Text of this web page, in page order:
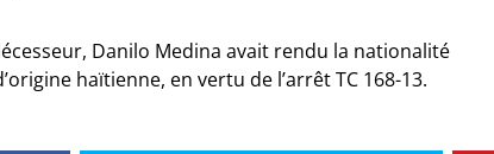
Danilo Medina avait rendu la nationalité
haïtienne, en vertu de l’arrêt TC 168-13.